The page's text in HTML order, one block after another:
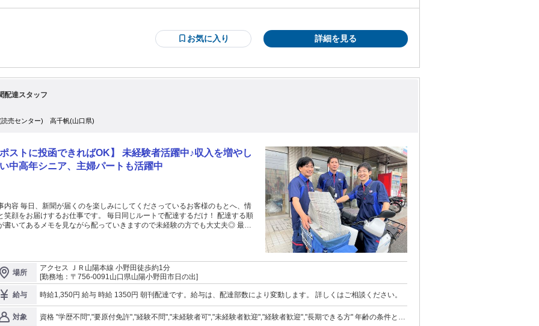
アルが用意されていますし、 業務中は全員がトランシーバーを持ち連携しあ
＝＝ 自由な時間が増える勤務体系 ＝＝＝＝＝＝＝＝＝＝＝＝ 基本の勤務シフ
、 朝8時20分から始まり翌朝8時50分に終わります。 休憩と仮眠が9時間10分
、 約24時間で2日分の仕事をするようなイメージです。 夜勤明けの日は仕事
シフト次第では土日休みも可能です！
きました。 いろんな職歴や経歴を持つ先輩社員から公私ともに教えてもらうことが多く、 転職して本当によかっ
ともでき、 趣味の時間、家族との時間を長くとれるので嬉しいです。
お気に入り 詳細を見る
配達スタッフ
読売センター) 高千帆(山口県)
ポストに投函できればOK】 未経験者活躍中♪収入を増やし
中高年シニア、主婦パートも活躍中
内容 毎日、新聞が届くのを楽しみにしてくださっているお客様のもとへ、情
笑顔をお届けするお仕事です。 毎日同じルートで配達するだけ！ 配達する順
書いてあるメモを見ながら配っていきますので未経験の方でも大丈夫◎ 最初
Wワーカー等スキマ時間を使って配達中。終わればサクッと帰宅！ 「授業前
クッと」という学生さんや 「通勤前にダブルワーク」 「夜勤明けに配達もし
入UP」という方、 「空いた時間を有効活用したい」主婦パートさん、 中高年
アさんの健康維持のため、 などなど様々なスタッフが活躍中！ 運送業やドラ
ーからの転職、Wワークも大歓迎！ 担当地区の配達が終われば即業務終了で
く働けることが魅力です。 ◆販
の仕事の流れ◆ まずは新聞を積んだトラックが販売店に到着 新聞の種類や数
場所
アクセス ＪＲ山陽本線 小野田徒歩約1分
[勤務地：〒756-0091山口県山陽小野田市日の出]
給与 時給1,350円 給与 時給 1350円 朝刊配達です。給与は、配達部数により変動します。 詳しくはご相談ください。
対象
資格 "学歴不問","要原付免許","経験不問","未経験者可","未経験者歓迎","経験者歓迎","長期できる方" 年齢の条件と理